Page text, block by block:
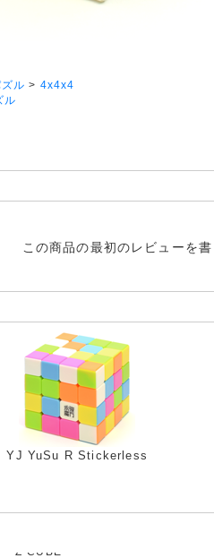
ル > 4x4x4
ル
この商品の最初のレビューを
YJ YuSu R Stickerless